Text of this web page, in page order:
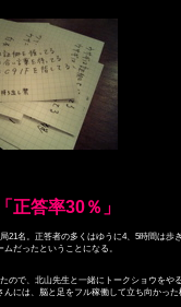
正答率30％」
21名。正答者の多くはゆうに4、5時間は歩
ムだったということになる。
ので、北山先生と一緒にトークショウをや
には、脳と足をフル稼働して立ち向かっ